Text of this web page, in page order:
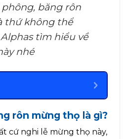
băng rôn
thứ không thể
tìm hiểu về
nhé
rôn mừng thọ là gì?
cứ nghi lễ mừng thọ này,